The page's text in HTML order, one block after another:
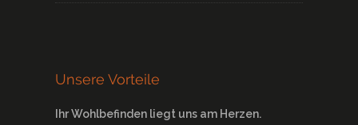
Unsere Vorteile
Ihr Wohlbefinden liegt uns am Herzen.